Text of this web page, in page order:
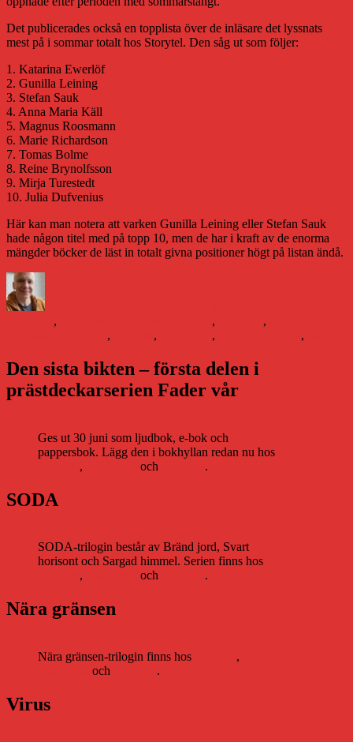
Det publicerades också en topplista över de inläsare det lyssnats
mest på i sommar totalt hos Storytel. Den såg ut som följer:
1. Katarina Ewerlöf
2. Gunilla Leining
3. Stefan Sauk
4. Anna Maria Käll
5. Magnus Roosmann
6. Marie Richardson
7. Tomas Bolme
8. Reine Brynolfsson
9. Mirja Turestedt
10. Julia Dufvenius
Här kan man notera att varken Gunilla Leining eller Stefan Sauk
hade någon titel med på topp 10, men de har i kraft av de enorma
mängder böcker de läst in totalt givna positioner högt på listan ändå.
, ,
,
, , , ,
Den sista bikten – första delen i
prästdeckarserien Fader vår
Ges ut 30 juni som ljudbok, e-bok och
pappersbok. Lägg den i bokhyllan redan nu hos
, och .
SODA
SODA-trilogin består av Bränd jord, Svart
horisont och Sargad himmel. Serien finns hos
, och .
Nära gränsen
Nära gränsen-trilogin finns hos
,
och .
Virus